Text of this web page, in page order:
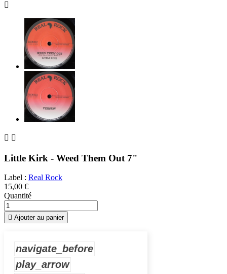

 
Little Kirk - Weed Them Out 7"
Label : Real Rock
15,00 €
Quantité
 Ajouter au panier
navigate_before
play_arrow